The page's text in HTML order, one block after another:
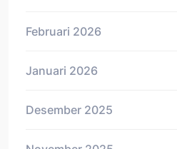
Februari 2026
Januari 2026
Desember 2025